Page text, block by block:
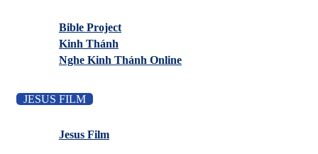
Bible Project
Kinh Thánh
Nghe Kinh Thánh Online
JESUS FILM
Jesus Film